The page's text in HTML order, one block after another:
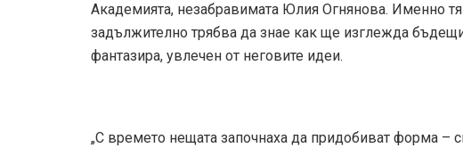
Академията, незабравимата Юлия Огнянова. Именно тя
задължително трябва да знае как ще изглежда
фантазира, увлечен от неговите идеи.
„С времето нещата започнаха да придобиват форма –